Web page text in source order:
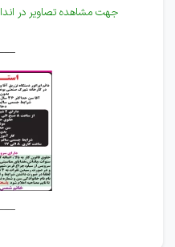
جهت مشاهده تصاویر در